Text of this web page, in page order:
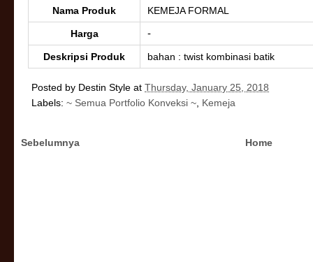
Nama Produk KEMEJA FORMAL
Harga -
Deskripsi Produk bahan : twist kombinasi batik
Posted by Destin Style at Thursday, January 25, 2018
Labels: ~ Semua Portfolio Konveksi ~ Kemeja
Sebelumnya Home